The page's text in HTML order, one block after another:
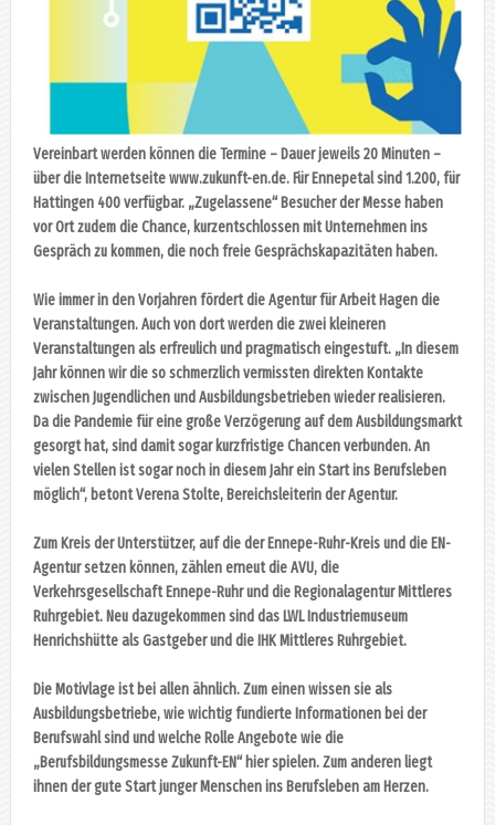
Vereinbart werden können die Termine – Dauer jeweils 20 Minuten –
über die Internetseite www.zukunft-en.de. Für Ennepetal sind 1.200, für
Hattingen 400 verfügbar. „Zugelassene“ Besucher der Messe haben
vor Ort zudem die Chance, kurzentschlossen mit Unternehmen ins
Gespräch zu kommen, die noch freie Gesprächskapazitäten haben.
Wie immer in den Vorjahren fördert die Agentur für Arbeit Hagen die
Veranstaltungen. Auch von dort werden die zwei kleineren
Veranstaltungen als erfreulich und pragmatisch eingestuft. „In diesem
Jahr können wir die so schmerzlich vermissten direkten Kontakte
zwischen Jugendlichen und Ausbildungsbetrieben wieder realisieren.
Da die Pandemie für eine große Verzögerung auf dem Ausbildungsmarkt
gesorgt hat, sind damit sogar kurzfristige Chancen verbunden. An
vielen Stellen ist sogar noch in diesem Jahr ein Start ins Berufsleben
möglich“, betont Verena Stolte, Bereichsleiterin der Agentur.
Zum Kreis der Unterstützer, auf die der Ennepe-Ruhr-Kreis und die EN-
Agentur setzen können, zählen erneut die AVU, die
Verkehrsgesellschaft Ennepe-Ruhr und die Regionalagentur Mittleres
Ruhrgebiet. Neu dazugekommen sind das LWL Industriemuseum
Henrichshütte als Gastgeber und die IHK Mittleres Ruhrgebiet.
Die Motivlage ist bei allen ähnlich. Zum einen wissen sie als
Ausbildungsbetriebe, wie wichtig fundierte Informationen bei der
Berufswahl sind und welche Rolle Angebote wie die
„Berufsbildungsmesse Zukunft-EN“ hier spielen. Zum anderen liegt
ihnen der gute Start junger Menschen ins Berufsleben am Herzen.